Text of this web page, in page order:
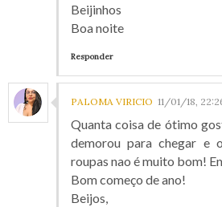
Beijinhos
Boa noite
Responder
PALOMA VIRICIO 11/01/18,
Quanta coisa de ótimo
demorou para chegar e
roupas nao é muito bom!
Bom começo de ano!
Beijos,